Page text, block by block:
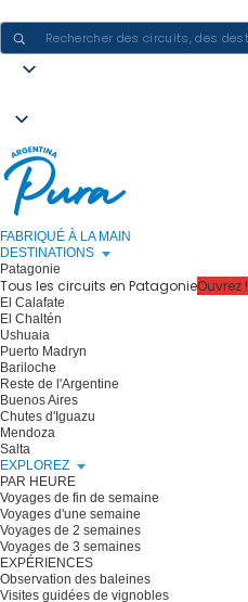
FABRIQUÉ À LA MAIN
DESTINATIONS
Patagonie
Tous les circuits en PatagonieOuvrez !
El Calafate
El Chaltén
Ushuaia
Puerto Madryn
Bariloche
Reste de l'Argentine
Buenos Aires
Chutes d'Iguazu
Mendoza
Salta
EXPLOREZ
PAR HEURE
Voyages de fin de semaine
Voyages d'une semaine
Voyages de 2 semaines
Voyages de 3 semaines
EXPÉRIENCES
Observation des baleines
Visites guidées de vignobles